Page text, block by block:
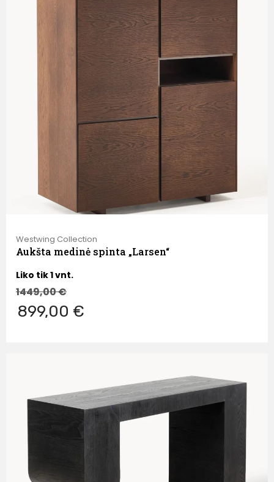
Westwing Collection
Aukšta medinė spinta „Larsen“
Liko tik 1 vnt.
1449,00€
899,00 €